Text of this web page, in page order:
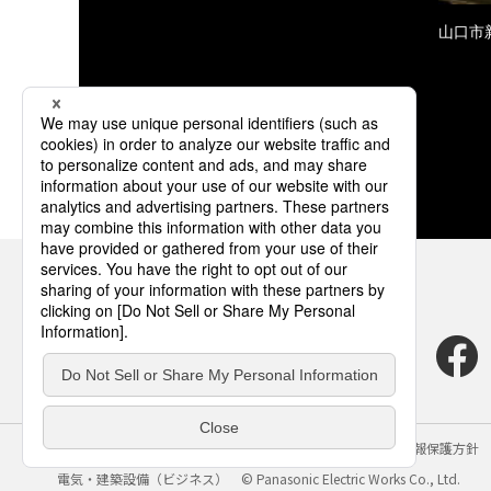
山口市
サイトのご利用にあたって クッキーポリシー
個人情報保護方針
電気・建築設備（ビジネス）
© Panasonic Electric Works Co., Ltd.